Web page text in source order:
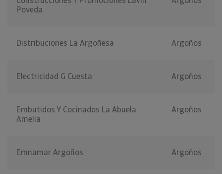
Poveda
Distribuciones La Argoñesa Argoños
Electricidad G Cuesta Argoños
Embutidos Y Cocinados La Abuela
Amelia
Argoños
Emnamar Argoños Argoños